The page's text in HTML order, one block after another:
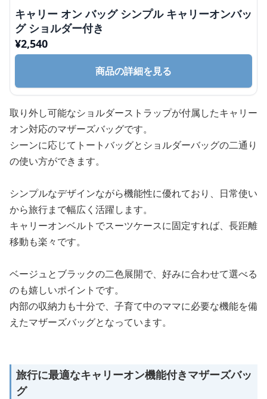
キャリー オン バッグ シンプル キャリーオンバッ
グ ショルダー付き
¥2,540
商品の詳細を見る
取り外し可能なショルダーストラップが付属したキャリー
オン対応のマザーズバッグです。
シーンに応じてトートバッグとショルダーバッグの二通り
の使い方ができます。
シンプルなデザインながら機能性に優れており、日常使い
から旅行まで幅広く活躍します。
キャリーオンベルトでスーツケースに固定すれば、長距離
移動も楽々です。
ベージュとブラックの二色展開で、好みに合わせて選べる
のも嬉しいポイントです。
内部の収納力も十分で、子育て中のママに必要な機能を備
えたマザーズバッグとなっています。
旅行に最適なキャリーオン機能付きマザーズバッ
グ